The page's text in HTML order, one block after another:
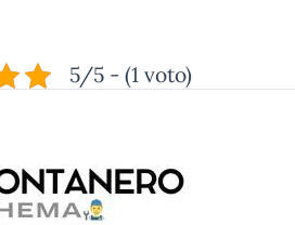
5/5 - (1 voto)